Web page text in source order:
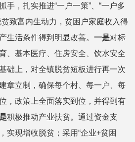
手，扎实推进“一户一策”、“一户多
致富内生动力，贫困户家庭收入得
生活条件得到明显改善。一是对标
、基本医疗、住房安全、饮水安全
础上，对全镇脱贫短板进行再一次
章立制，确保每个村、每一户、每
，政策上全面落实到位，并得到有
积极推动产业扶贫。通过资金支
实现增收脱贫；采用“企业+贫困